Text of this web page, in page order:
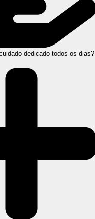
dedicado todos os dias?